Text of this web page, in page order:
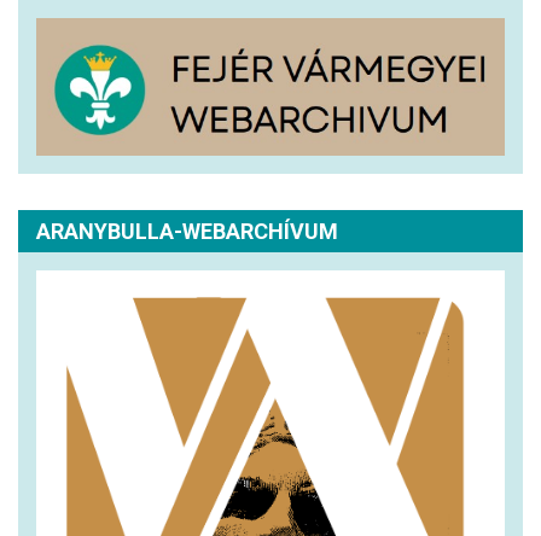
ARANYBULLA-WEBARCHÍVUM